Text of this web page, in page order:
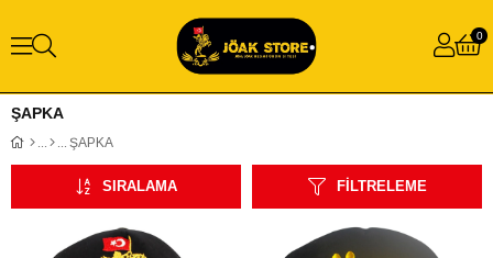
0
ŞAPKA
ŞAPKA
FILTRELEME
SIRALAMA